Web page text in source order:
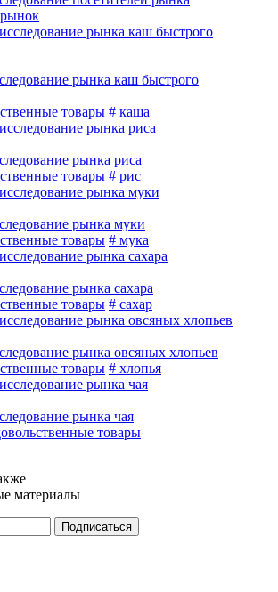
рынка каш быстрого
товары # каша
рынка риса
товары # рис
рынка муки
товары # мука
рынка сахара
товары # сахар
рынка овсяных хлопьев
товары # хлопья
рынка чая
товары
материалы